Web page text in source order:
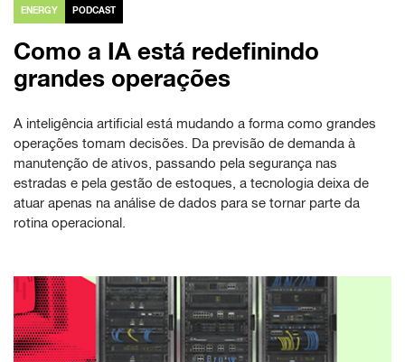
ENERGY PODCAST
Como a IA está redefinindo
grandes operações
A inteligência artificial está mudando a forma como grandes
operações tomam decisões. Da previsão de demanda à
manutenção de ativos, passando pela segurança nas
estradas e pela gestão de estoques, a tecnologia deixa de
atuar apenas na análise de dados para se tornar parte da
rotina operacional.